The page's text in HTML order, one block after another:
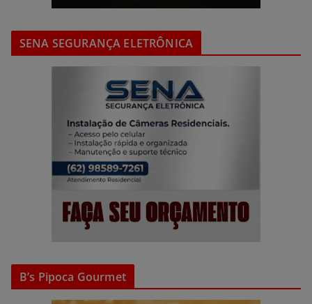
SENA SEGURANÇA ELETRÔNICA
B’s Pipoca Gourmet